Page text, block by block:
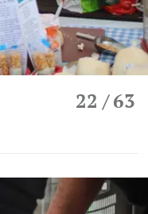
22 / 63